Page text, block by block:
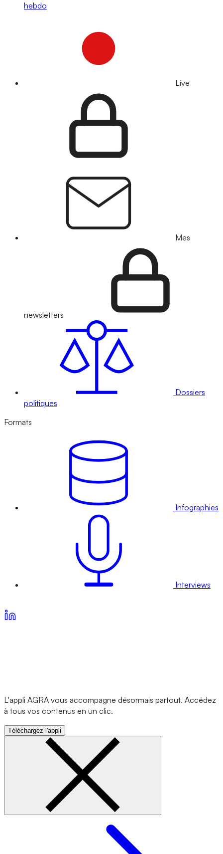
hebdo
Live
Mes
newsletters
Dossiers
politiques
Formats
Infographies
Interviews
L'appli AGRA vous accompagne désormais partout. Accédez
à tous vos contenus en un clic.
Téléchargez l'appli